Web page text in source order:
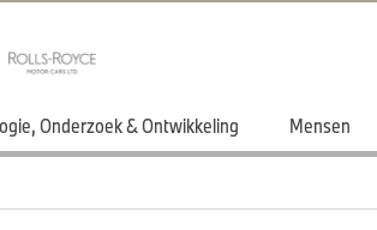
Onderzoek & Ontwikkeling Mensen